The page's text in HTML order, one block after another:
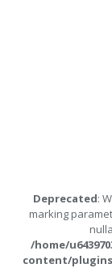
Deprecated:
marking
/home/
content/